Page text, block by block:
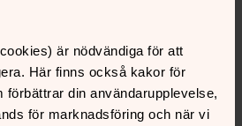
är nödvändiga för att
Här finns också kakor för
din användarupplevelse,
för marknadsföring och när vi